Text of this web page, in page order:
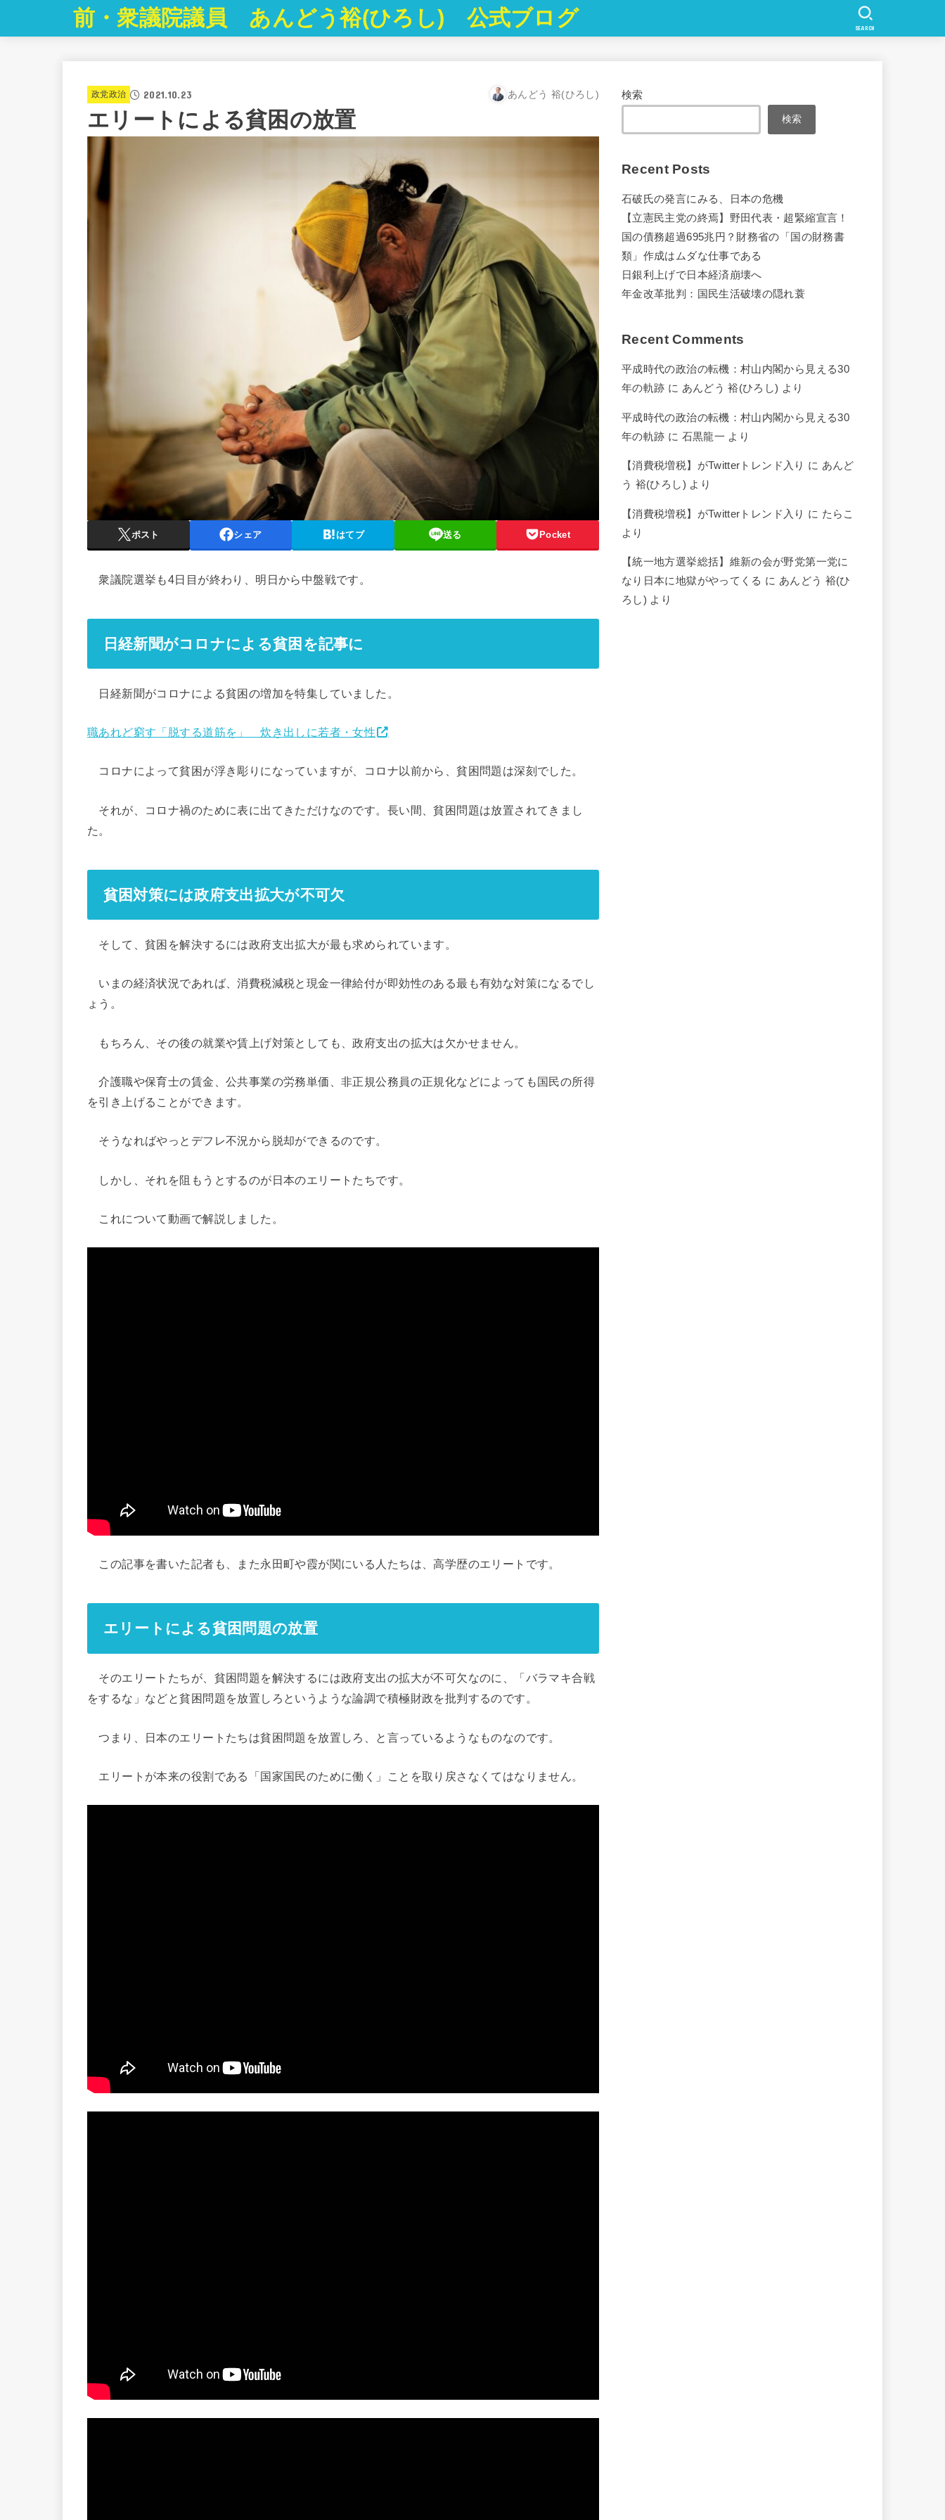
前・衆議院議員 あんどう裕(ひろし) 公式ブログ SEARCH
政党政治 2021.10.23 あんどう 裕(ひろし)
エリートによる貧困の放置
ポスト シェア はてブ 送る Pocket
衆議院選挙も4日目が終わり、明日から中盤戦です。
日経新聞がコロナによる貧困を記事に
日経新聞がコロナによる貧困の増加を特集していました。
職あれど窮す「脱する道筋を」 炊き出しに若者・女性
コロナによって貧困が浮き彫りになっていますが、コロナ以前から、貧困問題は深刻でした。
それが、コロナ禍のために表に出てきただけなのです。長い間、貧困問題は放置されてきまし
た。
貧困対策には政府支出拡大が不可欠
そして、貧困を解決するには政府支出拡大が最も求められています。
いまの経済状況であれば、消費税減税と現金一律給付が即効性のある最も有効な対策になるでし
ょう。
もちろん、その後の就業や賃上げ対策としても、政府支出の拡大は欠かせません。
介護職や保育士の賃金、公共事業の労務単価、非正規公務員の正規化などによっても国民の所得
を引き上げることができます。
そうなればやっとデフレ不況から脱却ができるのです。
しかし、それを阻もうとするのが日本のエリートたちです。
これについて動画で解説しました。
この記事を書いた記者も、また永田町や霞が関にいる人たちは、高学歴のエリートです。
エリートによる貧困問題の放置
そのエリートたちが、貧困問題を解決するには政府支出の拡大が不可欠なのに、「バラマキ合戦
をするな」などと貧困問題を放置しろというような論調で積極財政を批判するのです。
つまり、日本のエリートたちは貧困問題を放置しろ、と言っているようなものなのです。
エリートが本来の役割である「国家国民のために働く」ことを取り戻さなくてはなりません。
検索
検索
Recent Posts
石破氏の発言にみる、日本の危機
【立憲民主党の終焉】野田代表・超緊縮宣言！
国の債務超過695兆円？財務省の「国の財務書
類」作成はムダな仕事である
日銀利上げで日本経済崩壊へ
年金改革批判：国民生活破壊の隠れ蓑
Recent Comments
平成時代の政治の転機：村山内閣から見える30
年の軌跡 に あんどう 裕(ひろし) より
平成時代の政治の転機：村山内閣から見える30
年の軌跡 に 石黒龍一 より
【消費税増税】がTwitterトレンド入り に あんど
う 裕(ひろし) より
【消費税増税】がTwitterトレンド入り に たらこ
より
【統一地方選挙総括】維新の会が野党第一党に
なり日本に地獄がやってくる に あんどう 裕(ひ
ろし) より